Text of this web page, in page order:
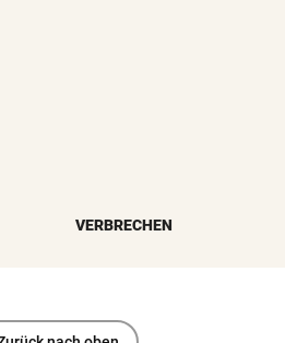
VERBRECHEN